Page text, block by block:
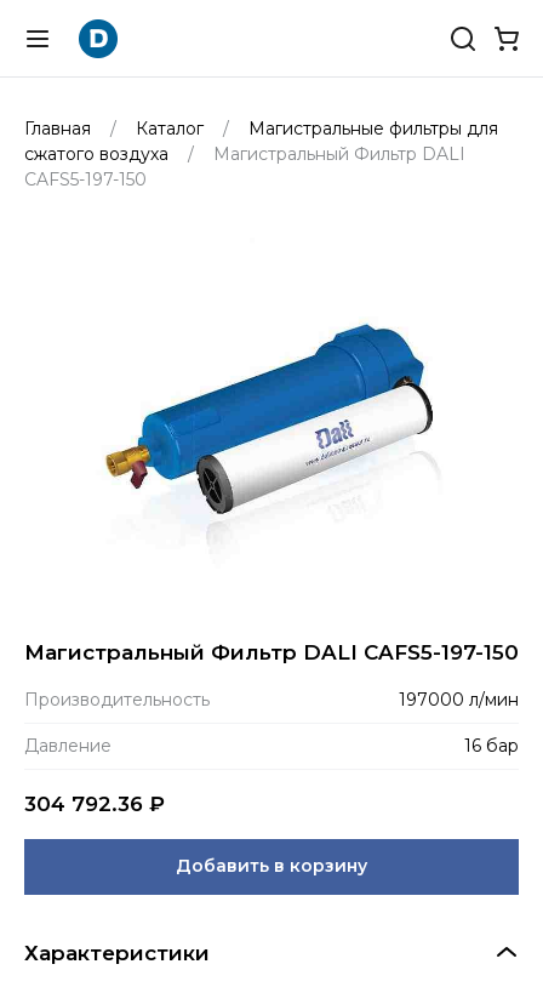
Главная Каталог
Магистральные фильтры для
сжатого воздуха
Магистральный Фильтр DALI
CAFS5-197-150
Магистральный Фильтр DALI CAFS5-197-150
Производитель­ность 197000 л/мин
Давление 16 бар
304 792.36 ₽
Добавить в корзину
Характеристики